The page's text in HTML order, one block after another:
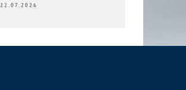
22.07.2026